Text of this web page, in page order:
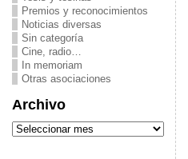
Premios y reconocimientos
Noticias diversas
Sin categoría
Cine, radio…
In memoriam
Otras asociaciones
Archivo